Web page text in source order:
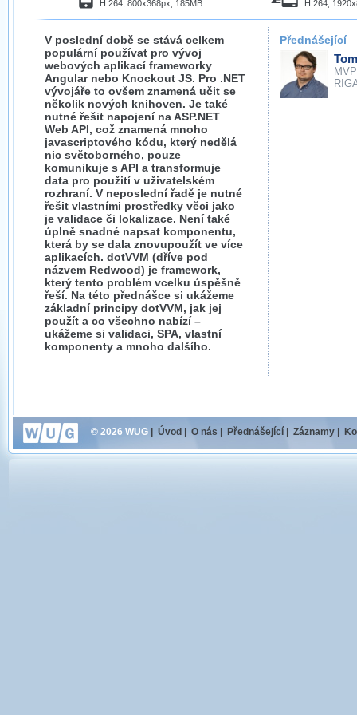
H.264, 800x368px, 185MB H.264,
V poslední době se stává celkem
populární používat pro vývoj
webových aplikací frameworky
Angular nebo Knockout JS. Pro .NET
vývojáře to ovšem znamená učit se
několik nových knihoven. Je také
nutné řešit napojení na ASP.NET
Web API, což znamená mnoho
javascriptového kódu, který nedělá
nic světoborného, pouze
komunikuje s API a transformuje
data pro použití v uživatelském
rozhraní. V neposlední řadě je nutné
řešit vlastními prostředky věci jako
je validace či lokalizace. Není také
úplně snadné napsat komponentu,
která by se dala znovupoužít ve více
aplikacích. dotVVM (dříve pod
názvem Redwood) je framework,
který tento problém vcelku úspěšně
řeší. Na této přednášce si ukážeme
základní principy dotVVM, jak jej
použít a co všechno nabízí –
ukážeme si validaci, SPA, vlastní
komponenty a mnoho dalšího.
Přednášející
MVP
© 2026 WUG Úvod O nás Přednášející Záznamy